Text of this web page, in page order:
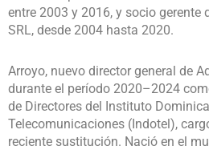
entre 2003 y 2016, y socio gerente
SRL, desde 2004 hasta 2020.
Arroyo, nuevo director general de
durante el período 2020–2024
de Directores del Instituto
Telecomunicaciones (Indotel),
reciente sustitución. Nació en el